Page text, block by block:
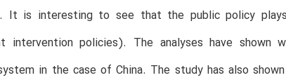
It is interesting to see that the public policy
intervention policies). The analyses have
in the case of China. The study has also